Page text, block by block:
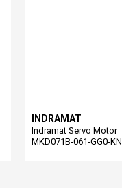
INDRAMAT
Indramat Servo Motor
MKD071B-061-GG0-KN